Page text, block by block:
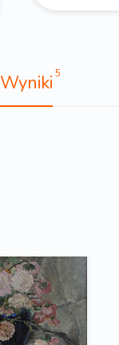
Wyniki 5